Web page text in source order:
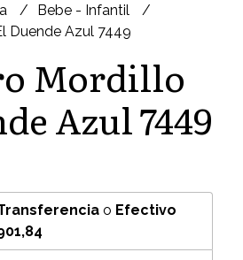
Bebe - Infantil
Duende Azul 7449
Mordillo
Azul 7449
o Efectivo